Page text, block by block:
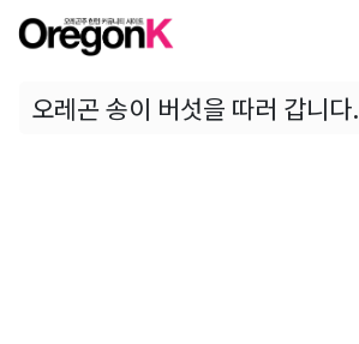
오레곤 송이 버섯을 따러 갑니다.